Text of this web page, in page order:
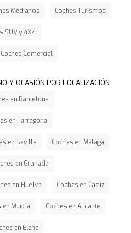
Medianos Coches Turismos
SUV y 4X4
Coches Comercial
Y OCASIÓN POR LOCALIZACIÓN
en Barcelona
en Tarragona
en Sevilla Coches en Málaga
en Granada
en Huelva Coches en Cádiz
en Murcia Coches en Alicante
en Elche